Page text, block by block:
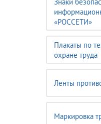
«РОССЕТИ»
Плакаты по
охране труда
Ленты
Маркировка